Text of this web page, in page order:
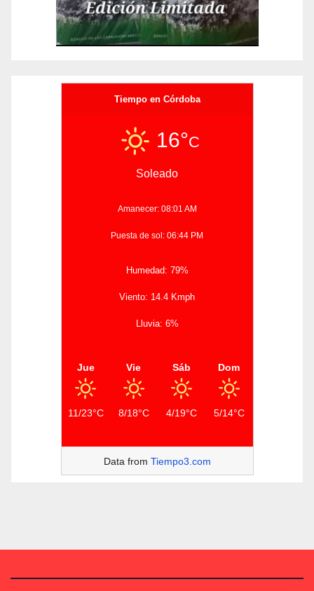
Tiempo en Córdoba
16°C
Soleado
Amanecer: 08:01 AM
Puesta de sol: 06:44 PM
Humedad: 79%
Viento: 14.4 Kmph
Lluvia: 6%
Jue
11/23°C
Vie
8/18°C
Sáb
4/19°C
Dom
5/14°C
Data from Tiempo3.com